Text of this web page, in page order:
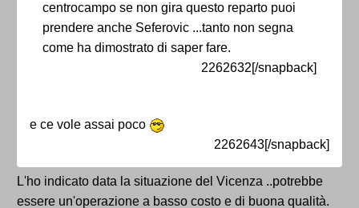
centrocampo se non gira questo reparto puoi
prendere anche Seferovic ...tanto non segna
come ha dimostrato di saper fare.
2262632[/snapback]
e ce vole assai poco
2262643[/snapback]
L'ho indicato data la situazione del Vicenza ..potrebbe
essere un'operazione a basso costo e di buona qualità.